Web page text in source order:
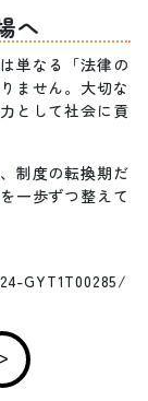
へ
単なる「法律の
ません。大切な
として社会に貢
制度の転換期だ
一歩ずつ整えて
GYT1T00285/